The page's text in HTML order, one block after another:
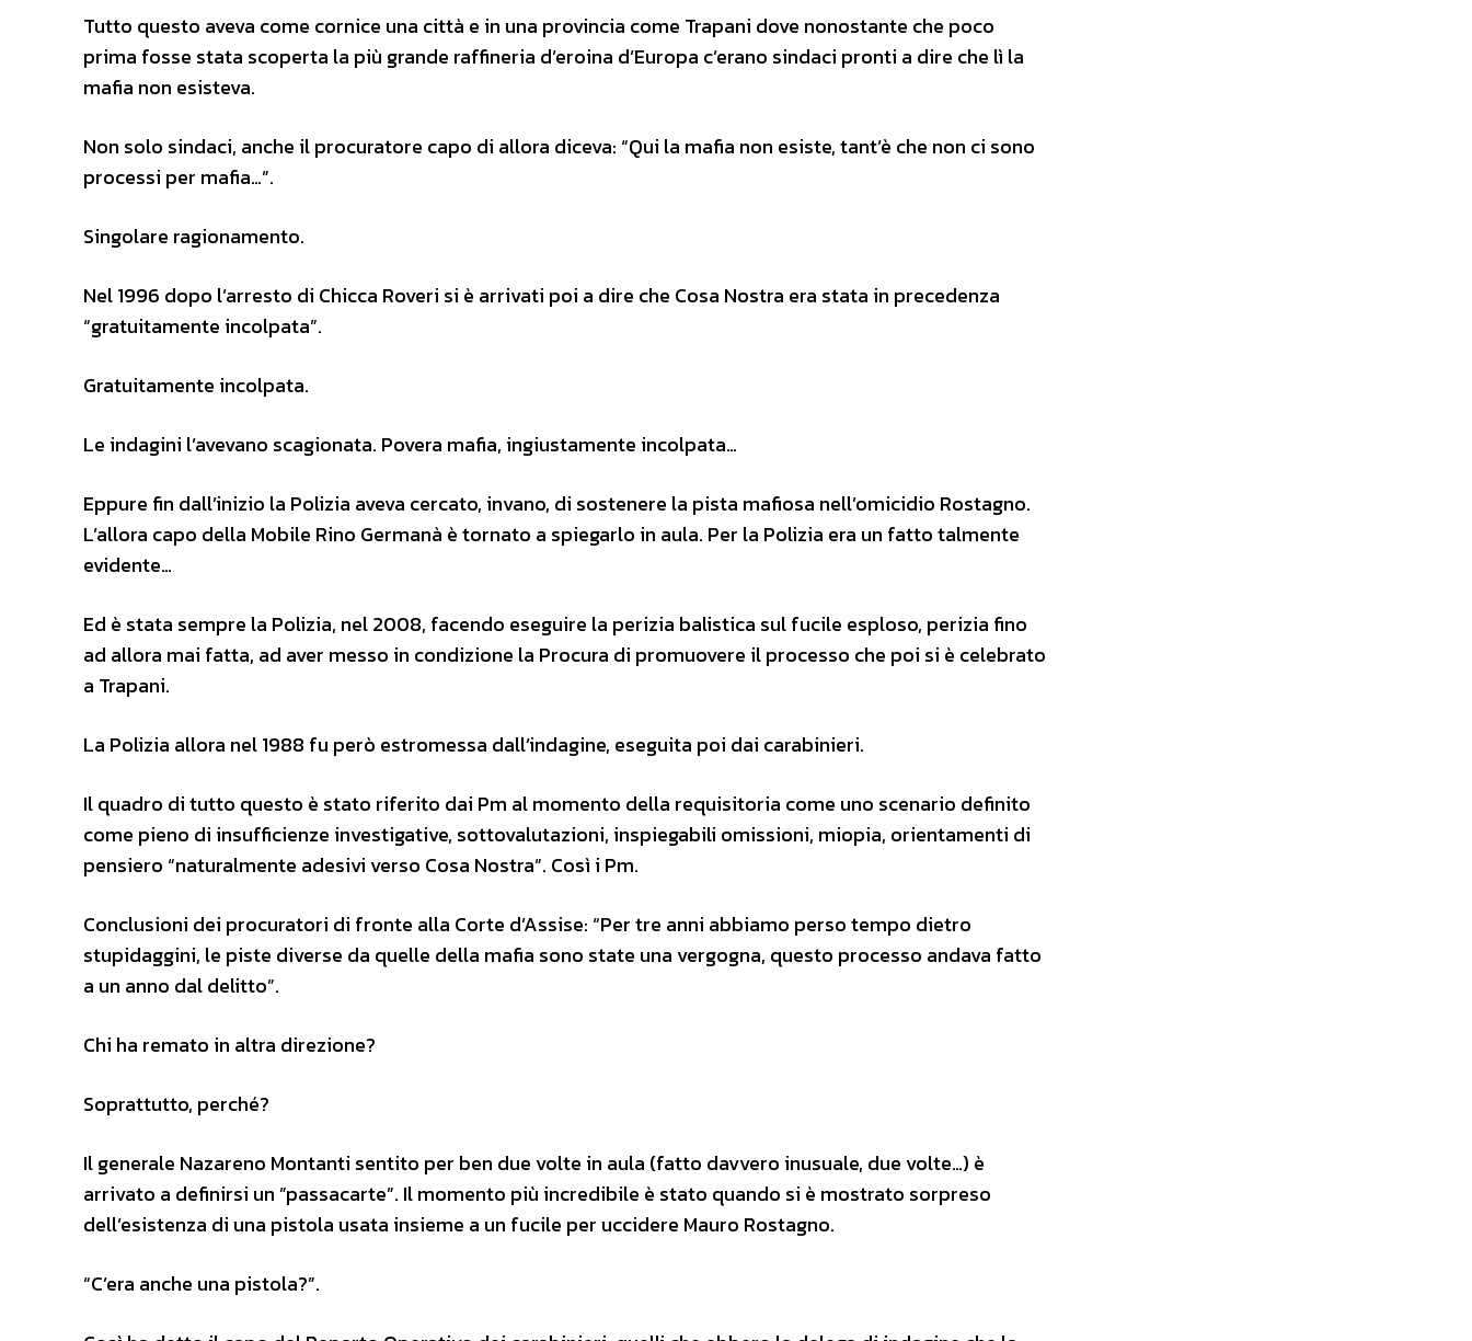
Tutto questo aveva come cornice una città e in una provincia come Trapani dove nonostante che poco
prima fosse stata scoperta la più grande raffineria d’eroina d’Europa c’erano sindaci pronti a dire che lì la
mafia non esisteva.
Non solo sindaci, anche il procuratore capo di allora diceva: “Qui la mafia non esiste, tant’è che non ci sono
processi per mafia…”.
Singolare ragionamento.
Nel 1996 dopo l’arresto di Chicca Roveri si è arrivati poi a dire che Cosa Nostra era stata in precedenza
“gratuitamente incolpata”.
Gratuitamente incolpata.
Le indagini l’avevano scagionata. Povera mafia, ingiustamente incolpata…
Eppure fin dall’inizio la Polizia aveva cercato, invano, di sostenere la pista mafiosa nell’omicidio Rostagno.
L’allora capo della Mobile Rino Germanà è tornato a spiegarlo in aula. Per la Polizia era un fatto talmente
evidente…
Ed è stata sempre la Polizia, nel 2008, facendo eseguire la perizia balistica sul fucile esploso, perizia fino
ad allora mai fatta, ad aver messo in condizione la Procura di promuovere il processo che poi si è celebrato
a Trapani.
La Polizia allora nel 1988 fu però estromessa dall’indagine, eseguita poi dai carabinieri.
Il quadro di tutto questo è stato riferito dai Pm al momento della requisitoria come uno scenario definito
come pieno di insufficienze investigative, sottovalutazioni, inspiegabili omissioni, miopia, orientamenti di
pensiero “naturalmente adesivi verso Cosa Nostra”. Così i Pm.
Conclusioni dei procuratori di fronte alla Corte d’Assise: “Per tre anni abbiamo perso tempo dietro
stupidaggini, le piste diverse da quelle della mafia sono state una vergogna, questo processo andava fatto
a un anno dal delitto”.
Chi ha remato in altra direzione?
Soprattutto, perché?
Il generale Nazareno Montanti sentito per ben due volte in aula (fatto davvero inusuale, due volte…) è
arrivato a definirsi un ”passacarte”. Il momento più incredibile è stato quando si è mostrato sorpreso
dell’esistenza di una pistola usata insieme a un fucile per uccidere Mauro Rostagno.
“C’era anche una pistola?”.